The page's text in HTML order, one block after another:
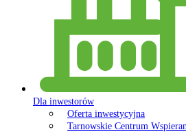
Dla inwestorów
Oferta inwestycyjna
Tarnowskie Centrum